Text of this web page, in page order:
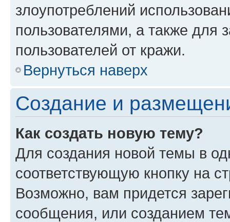
злоупотреблений
пользователями, а также для
пользователей от кражи.
Вернуться наверх
Создание и
Как создать новую тему?
Для создания новой темы в
соответствующую кнопку на
Возможно, вам придется
сообщения, или созданием